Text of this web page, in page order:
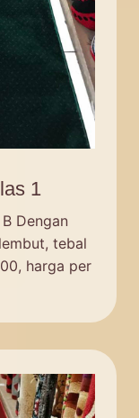
1
Dengan
tebal
harga per